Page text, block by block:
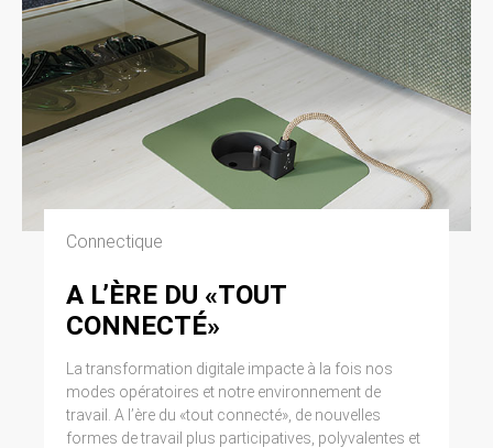
Connectique
A L’ÈRE DU «TOUT
CONNECTÉ»
La transformation digitale impacte à la fois nos
modes opératoires et notre environnement de
travail. A l’ère du «tout connecté», de nouvelles
formes de travail plus participatives, polyvalentes et